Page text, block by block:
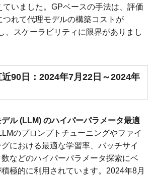
ていました。GPベースの手法は、評価
つれて代理モデルの構築コストが
、スケーラビリティに限界がありまし
90日：2024年7月22日～2024年
ル (LLM) のハイパーパラメータ最適
のプロンプトチューニングやファイ
における最適な学習率、バッチサイ
などのハイパーパラメータ探索にベ
極的に利用されています。2024年8月